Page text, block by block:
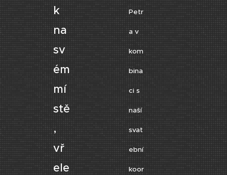
k
na
sv
ém
mí
stě
,
vř
ele
Petr
a v
kom
bina
ci s
naší
svat
ební
koor